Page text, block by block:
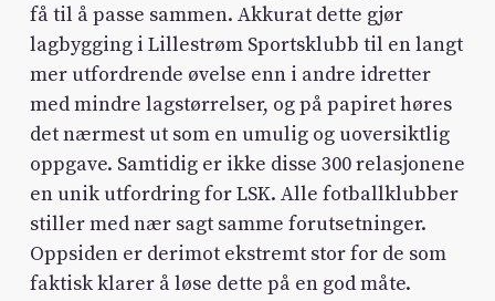
få til å passe sammen. Akkurat dette gjør
lagbygging i Lillestrøm Sportsklubb til en langt
mer utfordrende øvelse enn i andre idretter
med mindre lagstørrelser, og på papiret høres
det nærmest ut som en umulig og uoversiktlig
oppgave. Samtidig er ikke disse 300 relasjonene
en unik utfordring for LSK. Alle fotballklubber
stiller med nær sagt samme forutsetninger.
Oppsiden er derimot ekstremt stor for de som
faktisk klarer å løse dette på en god måte.